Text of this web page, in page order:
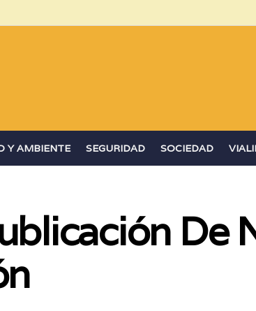
Y AMBIENTE SEGURIDAD SOCIEDAD
De